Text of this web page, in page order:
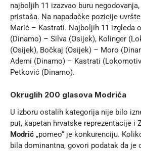
najboljih 11 izazvao buru
pristaša. Na napadačke pozicije
Marić – Kastrati. Najboljih 11 izgleda
(Dinamo) – Silva (Osijek), Kolinger
(Osijek), Bočkaj (Osijek) – Moro
Ademi (Dinamo) – Kastrati
Petković (Dinamo).
Okruglih 200 glasova Modrića
U izboru ostalih kategorija nije bilo
put, kapetan hrvatske reprezentacije i
Modrić „pomeo“ je konkurenciju.
bila dominantna, govori podatak da je